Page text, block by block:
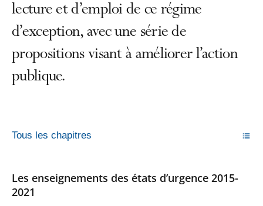
lecture et d’emploi de ce régime
d’exception, avec une série de
propositions visant à améliorer l’action
publique.
Tous les chapitres
Les enseignements des états d’urgence 2015-
2021